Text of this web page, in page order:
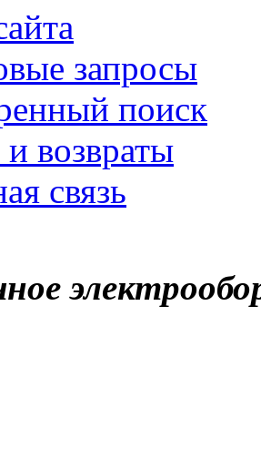
запросы
поиск
и возвраты
связь